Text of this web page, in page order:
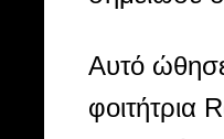
Αυτό
φοιτήτρια